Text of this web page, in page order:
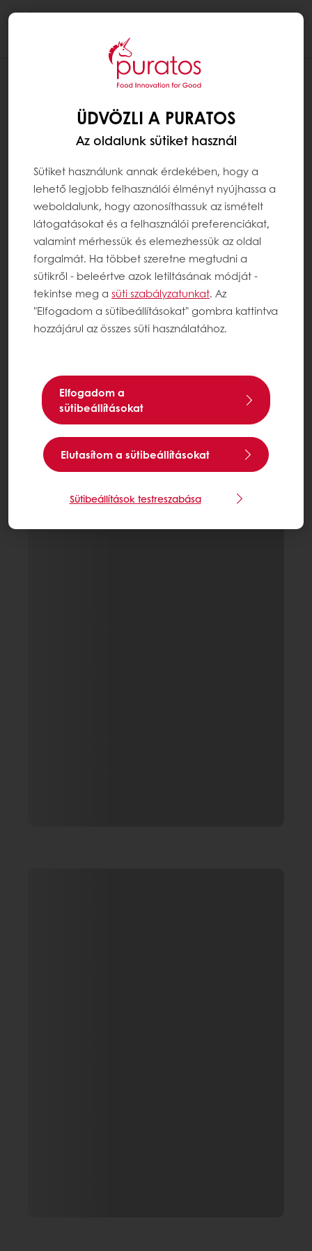
ÜDVÖZLI A PURATOS
Az oldalunk sütiket használ
Sütiket használunk annak érdekében, hogy a
lehető legjobb felhasználói élményt nyújhassa a
weboldalunk, hogy azonosíthassuk az ismételt
látogatásokat és a felhasználói preferenciákat,
valamint mérhessük és elemezhessük az oldal
forgalmát. Ha többet szeretne megtudni a
sütikről - beleértve azok letiltásának módját -
tekintse meg a süti szabályzatunkat. Az
"Elfogadom a sütibeállításokat" gombra kattintva
hozzájárul az összes süti használatához.
Elfogadom a
sütibeállításokat
Elutasítom a sütibeállításokat
Sütibeállítások testreszabása